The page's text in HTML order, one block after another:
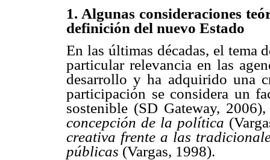
1. Algunas consideraciones
definición del nuevo Estado
En las últimas décadas, el tema
particular relevancia en las
desarrollo y ha adquirido una
participación se considera un
sostenible (SD Gateway,
concepción de la política
creativa frente a las
públicas (Vargas, 1998).